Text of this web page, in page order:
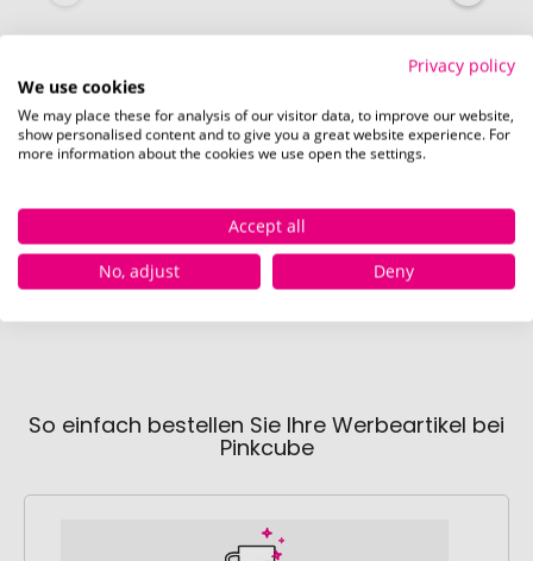
So einfach bestellen Sie Ihre Werbeartikel bei
Pinkcube
Privacy policy
We use cookies
We may place these for analysis of our visitor data, to improve our website,
show personalised content and to give you a great website experience. For
more information about the cookies we use open the settings.
Accept all
No, adjust
Deny